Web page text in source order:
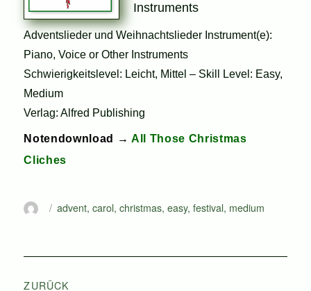
Instruments
Adventslieder und Weihnachtslieder Instrument(e):
Piano, Voice or Other Instruments
Schwierigkeitslevel: Leicht, Mittel – Skill Level: Easy,
Medium
Verlag: Alfred Publishing
Notendownload →All Those Christmas
Cliches
AutorSchlagwörter
advent,carol,christmas,easy,festival, medium
ZURÜCK